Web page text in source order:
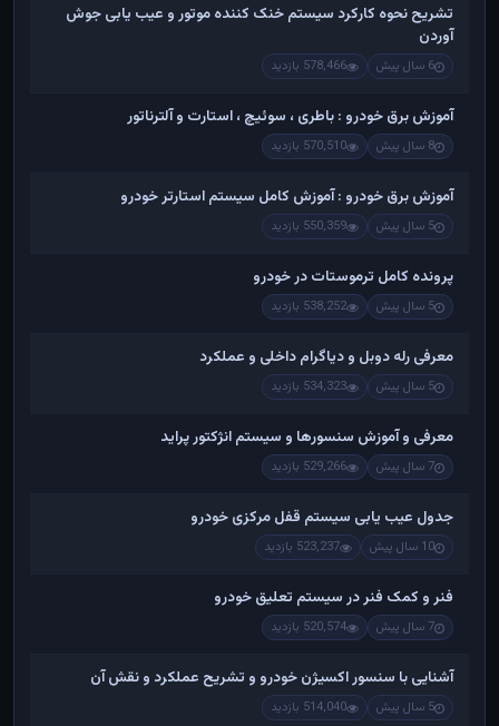
تشریح نحوه کارکرد سیستم خنک کننده موتور و عیب یابی جوش
آوردن
6 سال پیش 578,466 بازدید
آموزش برق خودرو : باطری ، سوئیچ ، استارت و آلترناتور
8 سال پیش 570,510 بازدید
آموزش برق خودرو : آموزش کامل سیستم استارتر خودرو
5 سال پیش 550,359 بازدید
پرونده کامل ترموستات در خودرو
5 سال پیش 538,252 بازدید
معرفی رله دوبل و دیاگرام داخلی و عملکرد
5 سال پیش 534,323 بازدید
معرفی و آموزش سنسورها و سیستم انژکتور پراید
7 سال پیش 529,266 بازدید
جدول عیب یابی سیستم قفل مرکزی خودرو
10 سال پیش 523,237 بازدید
فنر و کمک فنر در سیستم تعلیق خودرو
7 سال پیش 520,574 بازدید
آشنایی با سنسور اکسیژن خودرو و تشریح عملکرد و نقش آن
5 سال پیش 514,040 بازدید